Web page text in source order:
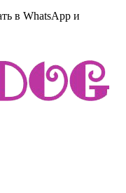
в WhatsApp и